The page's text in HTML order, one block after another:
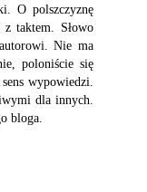
O polszczyznę
z taktem. Słowo
Nie ma
poloniście się
wypowiedzi.
dla innych.
bloga.